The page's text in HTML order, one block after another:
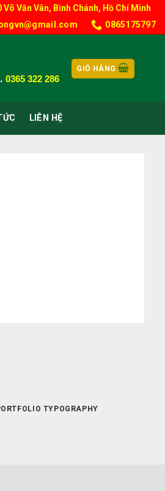
Văn Vân, Bình Chánh, Hồ Chí Minh
0865175797
0365 322 286
GIỎ HÀNG
LIÊN HỆ
TYPOGRAPHY